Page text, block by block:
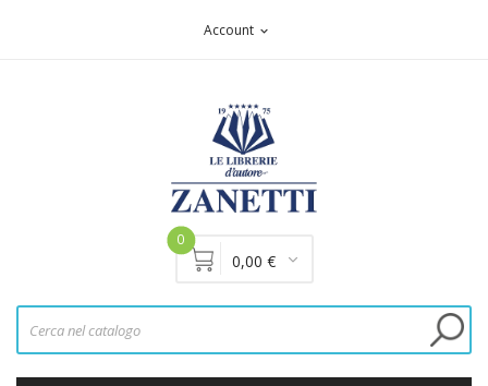
Account expand_more
0
0,00 €